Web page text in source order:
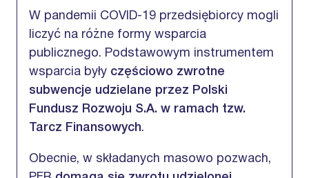
W pandemii COVID-19 przedsiębiorcy mogli
liczyć na różne formy wsparcia
publicznego. Podstawowym instrumentem
wsparcia były częściowo zwrotne
subwencje udzielane przez Polski
Fundusz Rozwoju S.A. w ramach tzw.
Tarcz Finansowych.
Obecnie, w składanych masowo pozwach,